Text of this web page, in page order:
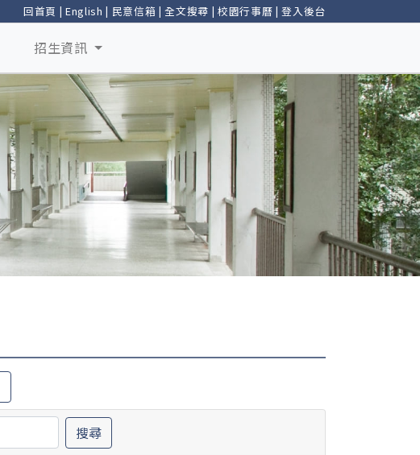
回首頁 | English | 民意信箱 |全文搜尋 | 校園行事曆 |登入後台
招生資訊
搜尋